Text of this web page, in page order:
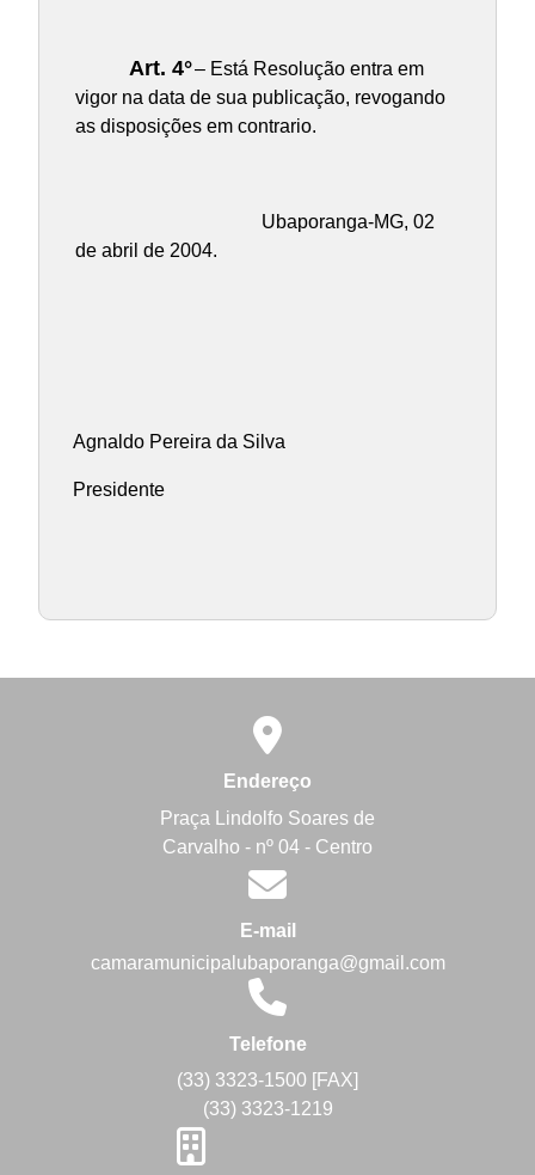
Art. 4°– Está Resolução entra em
vigor na data de sua publicação, revogando
as disposições em contrario.
Ubaporanga-MG, 02
de abril de 2004.
Agnaldo Pereira da Silva
Presidente
Endereço
Praça Lindolfo Soares de
Carvalho - nº 04 - Centro
E-mail
camaramunicipalubaporanga@gmail.com
Telefone
(33) 3323-1500 [FAX]
(33) 3323-1219